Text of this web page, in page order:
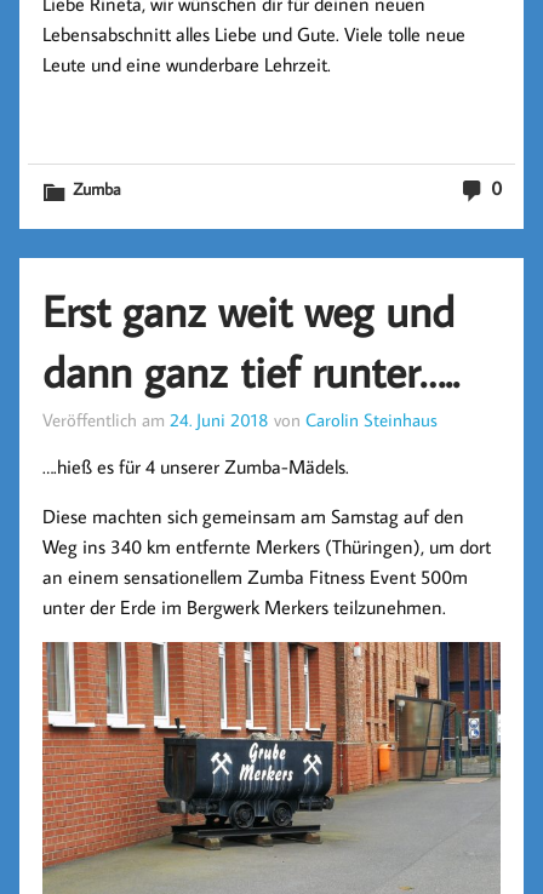
Lebensabschnitt alles Liebe und Gute. Viele tolle neue
Leute und eine wunderbare Lehrzeit.
0
Zumba
Erst ganz weit weg und
dann ganz tief runter…..
Veröffentlich am24. Juni 2018 vonCarolin Steinhaus
….hieß es für 4 unserer Zumba-Mädels.
Diese machten sich gemeinsam am Samstag auf den
Weg ins 340 km entfernte Merkers (Thüringen), um dort
an einem sensationellem Zumba Fitness Event 500m
unter der Erde im Bergwerk Merkers teilzunehmen.